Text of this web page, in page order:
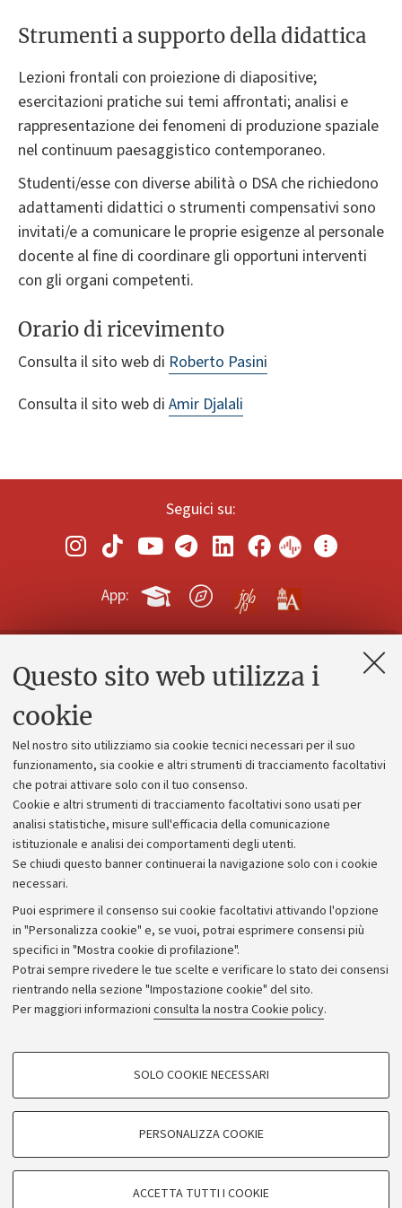
Questo sito web utilizza i
cookie
Nel nostro sito utilizziamo sia cookie tecnici necessari per il suo
funzionamento, sia cookie e altri strumenti di tracciamento facoltativi
che potrai attivare solo con il tuo consenso.
Cookie e altri strumenti di tracciamento facoltativi sono usati per
analisi statistiche, misure sull'efficacia della comunicazione
istituzionale e analisi dei comportamenti degli utenti.
Se chiudi questo banner continuerai la navigazione solo con i cookie
necessari.
Puoi esprimere il consenso sui cookie facoltativi attivando l'opzione
in "Personalizza cookie" e, se vuoi, potrai esprimere consensi più
specifici in "Mostra cookie di profilazione".
Potrai sempre rivedere le tue scelte e verificare lo stato dei consensi
rientrando nella sezione "Impostazione cookie" del sito.
Per maggiori informazioni consulta la nostra Cookie policy.
COOKIE DI PROFILAZIONE - FACOLTATIVI
COOKIE TECNICI - NECESSARI
SOLO COOKIE NECESSARI
PERSONALIZZA COOKIE
ACCETTA TUTTI I COOKIE
Strumenti a supporto della didattica
Lezioni frontali con proiezione di diapositive;
esercitazioni pratiche sui temi affrontati; analisi e
rappresentazione dei fenomeni di produzione spaziale
nel continuum paesaggistico contemporaneo.
Studenti/esse con diverse abilità o DSA che richiedono
adattamenti didattici o strumenti compensativi sono
invitati/e a comunicare le proprie esigenze al personale
docente al fine di coordinare gli opportuni interventi
con gli organi competenti.
Orario di ricevimento
Consulta il sito web di Roberto Pasini
Consulta il sito web di Amir Djalali
Seguici su:
App:
Contatti e PEC
Alumni community
Piano strategico
Bilanci
Donazioni e 5x1000
Bandi, gare e concorsi
Albo online
Amministrazione trasparente
Atti di notifica
Informazioni sul sito e accessibilità
Dichiarazione di accessibilità
Privacy e note legali
Impostazioni Cookie
©Copyright 2026 - ALMA MATER STUDIORUM - Università di
Bologna - Via Zamboni,33 - 40126Bologna - PI: